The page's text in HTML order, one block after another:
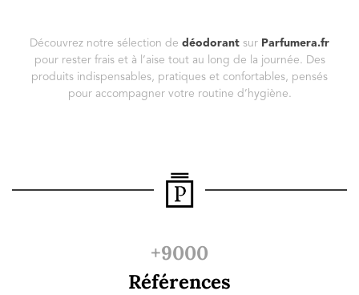
Découvrez notre sélection de déodorant sur Parfumera.fr
pour rester frais et à l’aise tout au long de la journée. Des
produits indispensables, pratiques et confortables, pensés
pour accompagner votre routine d’hygiène.
+9000
Références